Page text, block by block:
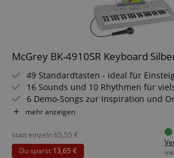
McGrey BK-4910SR Keyboard
49 Standardtasten - ideal für
16 Sounds und 10 Rhythmen für
6 Demo-Songs zur Inspiration und
Inklusive Mikrofon und
Kopfhöreranschluss für ungestörtes
Mit Netzteil und leichtem,
Sparset inklusive Keyboardschule
mehr anzeigen
statt einzeln 65,55 €
Du sparst 13,65 €